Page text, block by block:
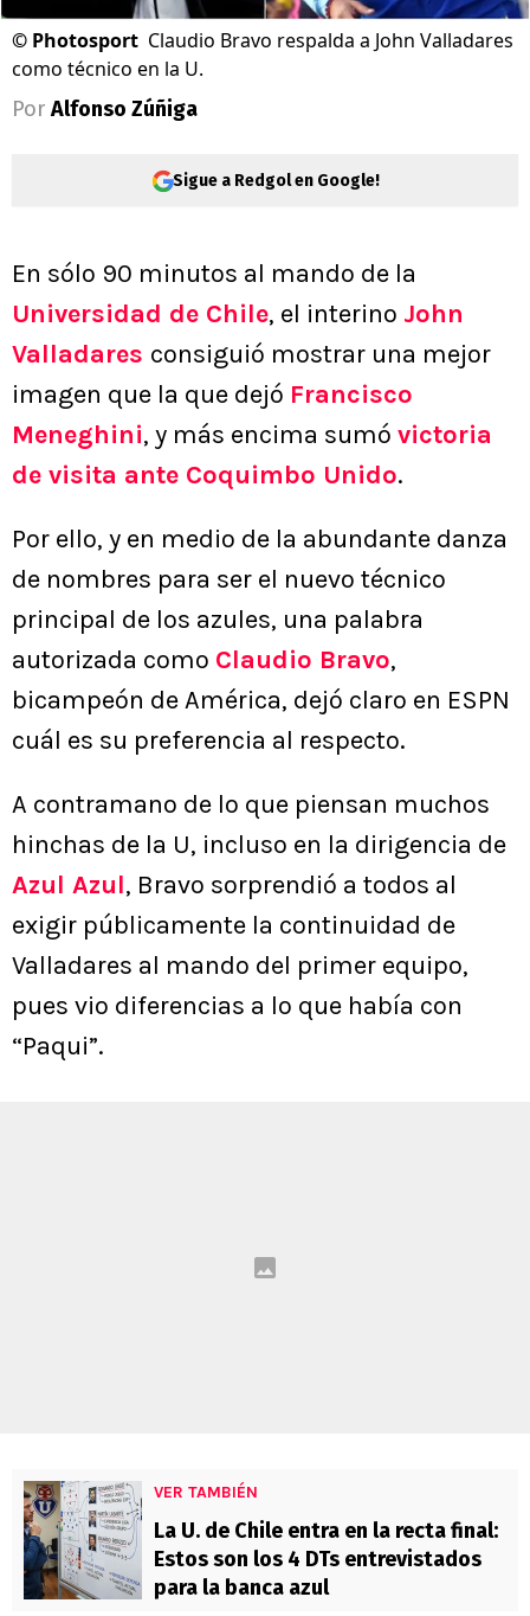
© Photosport Claudio Bravo respalda a John Valladares
como técnico en la U.
Por Alfonso Zúñiga
Sigue a Redgol en Google!
En sólo 90 minutos al mando de la
Universidad de Chile, el interino John
Valladares consiguió mostrar una mejor
imagen que la que dejó Francisco
Meneghini, y más encima sumó victoria
de visita ante Coquimbo Unido.
Por ello, y en medio de la abundante danza
de nombres para ser el nuevo técnico
principal de los azules, una palabra
autorizada como Claudio Bravo,
bicampeón de América, dejó claro en ESPN
cuál es su preferencia al respecto.
A contramano de lo que piensan muchos
hinchas de la U, incluso en la dirigencia de
Azul Azul, Bravo sorprendió a todos al
exigir públicamente la continuidad de
Valladares al mando del primer equipo,
pues vio diferencias a lo que había con
“Paqui”.
VER TAMBIÉN
La U. de Chile entra en la recta final:
Estos son los 4 DTs entrevistados
para la banca azul